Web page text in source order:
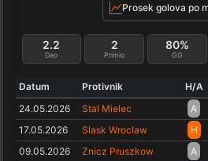
Prosek golova po
Dao
2.2
Primio
2
GG
80%
Datum Protivnik H/A
24.05.2026
Stal Mielec A
17.05.2026 Slask Wroclaw H
09.05.2026 Znicz Pruszkow A